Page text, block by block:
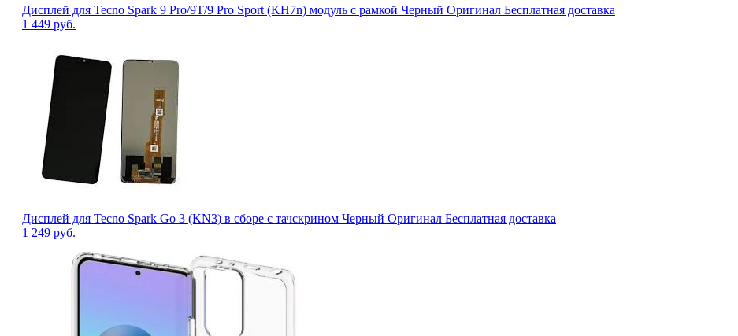
Дисплей для Tecno Spark 9 Pro/9T/9 Pro Sport (KH7n) модуль с рамкой Черный Оригинал Бесплатная доставка
1 449 руб.
Дисплей для Tecno Spark Go 3 (KN3) в сборе с тачскрином Черный Оригинал Бесплатная доставка
1 249 руб.